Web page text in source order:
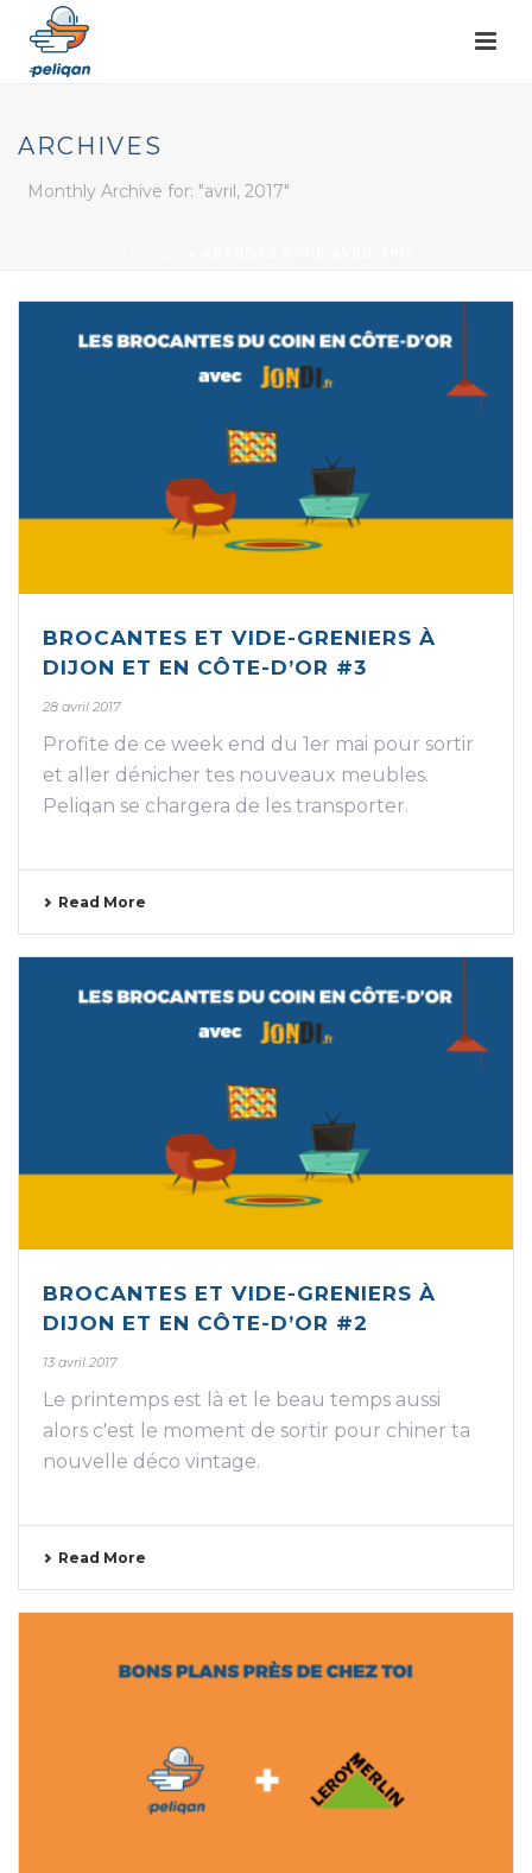
ARCHIVES
Monthly Archive for: "avril, 2017"
BROCANTES ET VIDE-GRENIERS À
DIJON ET EN CÔTE-D’OR #3
28 avril 2017
Profite de ce week end du 1er mai pour sortir
et aller dénicher tes nouveaux meubles.
Peliqan se chargera de les transporter.
Read More
BROCANTES ET VIDE-GRENIERS À
DIJON ET EN CÔTE-D’OR #2
13 avril 2017
Le printemps est là et le beau temps aussi
alors c'est le moment de sortir pour chiner ta
nouvelle déco vintage.
Read More